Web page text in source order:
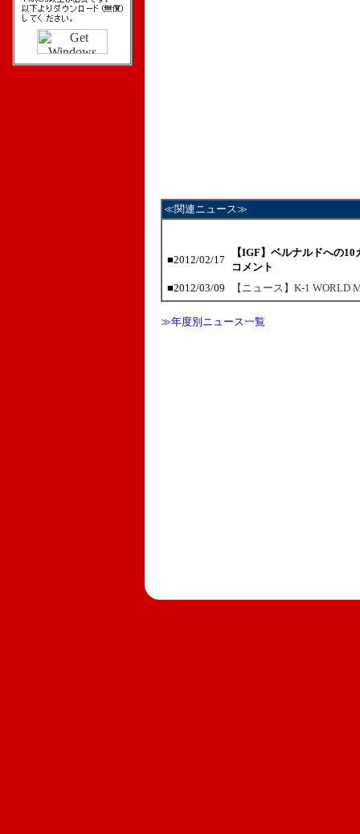
≪関連ニュース≫
■2012/02/17
【IGF】ベルナルドへの
コメント
■2012/03/09 【ニュース】K-1 WORLD
≫年度別ニュース一覧